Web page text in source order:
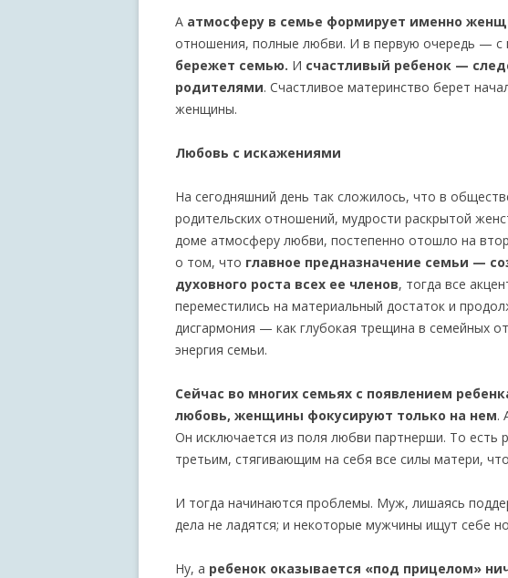
А атмосферу в семье формирует именно
отношения, полные любви. И в первую очередь — с
бережет семью. И счастливый ребенок —
родителями. Счастливое материнство берет
женщины.
Любовь с искажениями
На сегодняшний день так сложилось, что в
родительских отношений, мудрости раскрытой
доме атмосферу любви, постепенно отошло на
о том, что главное предназначение семьи —
духовного роста всех ее членов, тогда все
переместились на материальный достаток и
дисгармония — как глубокая трещина в семейных
энергия семьи.
Сейчас во многих семьях с появлением
любовь, женщины фокусируют только на нем.
Он исключается из поля любви партнерши. То есть
третьим, стягивающим на себя все силы матери,
И тогда начинаются проблемы. Муж, лишаясь
дела не ладятся; и некоторые мужчины ищут себе
Ну, а ребенок оказывается «под прицелом»